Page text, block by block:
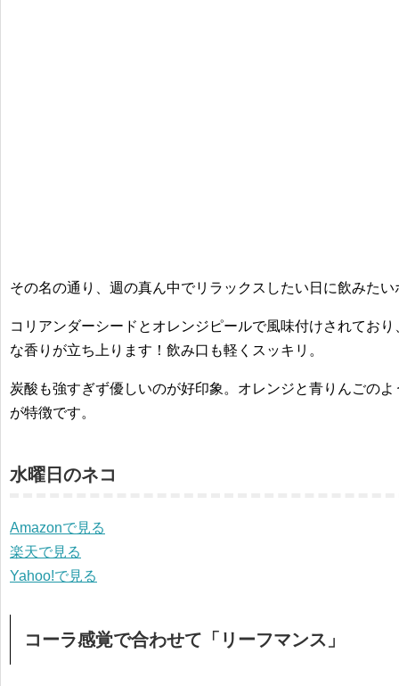
その名の通り、週の真ん中でリラックスしたい日に飲みた
コリアンダーシードとオレンジピールで風味付けされてお
な香りが立ち上ります！飲み口も軽くスッキリ。
炭酸も強すぎず優しいのが好印象。オレンジと青りんごの
が特徴です。
水曜日のネコ
Amazonで見る
楽天で見る
Yahoo!で見る
コーラ感覚で合わせて「リーフマンス」